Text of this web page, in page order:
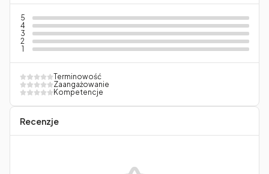
Terminowość
Zaangażowanie
Kompetencje
1
2
3
4
5
Recenzje